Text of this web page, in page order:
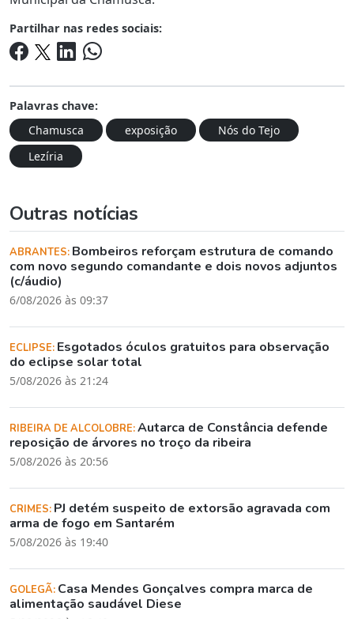
Partilhar nas redes sociais:
Palavras chave:
Chamusca
exposição
Nós do Tejo
Lezíria
Outras notícias
ABRANTES: Bombeiros reforçam estrutura de comando
com novo segundo comandante e dois novos adjuntos
(c/áudio)
6/08/2026 às 09:37
ECLIPSE: Esgotados óculos gratuitos para observação
do eclipse solar total
5/08/2026 às 21:24
RIBEIRA DE ALCOLOBRE:Autarca de Constância defende
reposição de árvores no troço da ribeira
5/08/2026 às 20:56
CRIMES: PJ detém suspeito de extorsão agravada com
arma de fogo em Santarém
5/08/2026 às 19:40
GOLEGÃ: Casa Mendes Gonçalves compra marca de
alimentação saudável Diese